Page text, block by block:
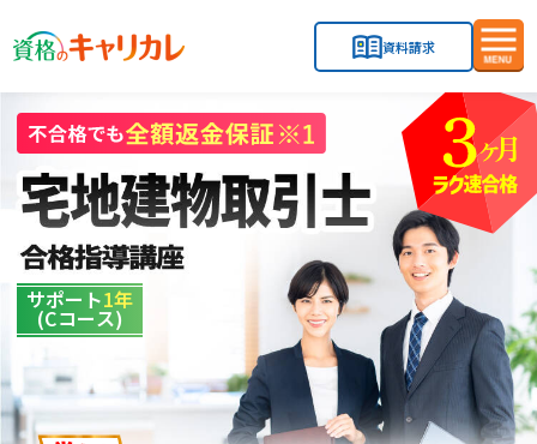
資料請求
メ
ニ
ュ
を
開
閉
す
る
サポート1年
(Cコース)